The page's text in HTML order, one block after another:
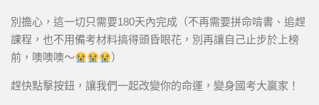
別擔心，這一切只需要180天內完成（不再需要拼命啃書、追趕
課程，也不用備考材料搞得頭昏眼花，別再讓自己止步於上榜
前，噢噢噢～
）
趕快點擊按鈕，讓我們一起改變你的命運，變身國考大贏家！